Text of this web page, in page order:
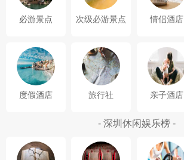
必游景点 次级必游景点 情侣酒店
度假酒店 旅行社 亲子酒店
- 深圳休闲娱乐榜 -